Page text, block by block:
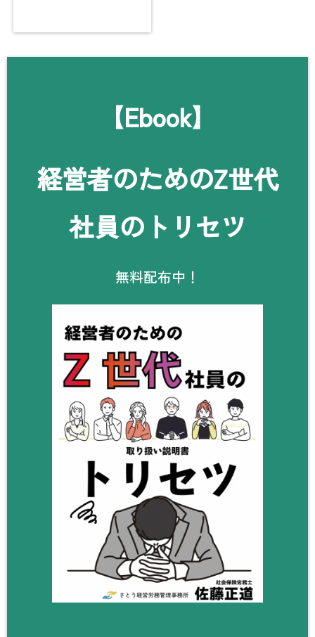
【Ebook】
経営者のためのZ世代
社員のトリセツ
無料配布中！